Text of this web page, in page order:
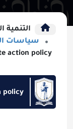
التنمية
سياسات
action policy
policy